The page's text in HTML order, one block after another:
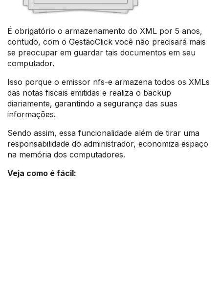
É obrigatório o armazenamento do XML por 5 anos,
contudo, com o GestãoClick você não precisará mais
se preocupar em guardar tais documentos em seu
computador.
Isso porque o emissor nfs-e armazena todos os XMLs
das notas fiscais emitidas e realiza o backup
diariamente, garantindo a segurança das suas
informações.
Sendo assim, essa funcionalidade além de tirar uma
responsabilidade do administrador, economiza espaço
na memória dos computadores.
Veja como é fácil: